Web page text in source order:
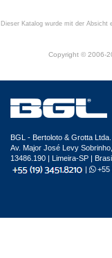
Dieser Katalog wurde mit der Absicht
Copyright © 2006-
BGL - Bertoloto & Grotta
Av. Major José Levy
13486.190 | Limeira-SP |
|
+55